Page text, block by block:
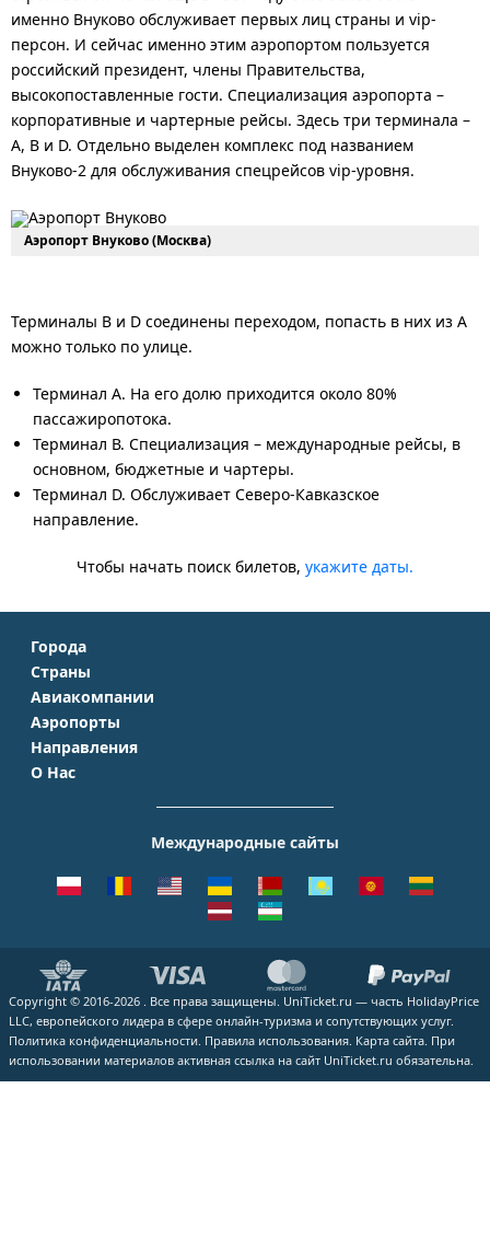
именно Внуково обслуживает первых лиц страны и vip-
персон. И сейчас именно этим аэропортом пользуется
российский президент, члены Правительства,
высокопоставленные гости. Специализация аэропорта –
корпоративные и чартерные рейсы. Здесь три терминала –
А, В и D. Отдельно выделен комплекс под названием
Внуково-2 для обслуживания спецрейсов vip-уровня.
Аэропорт Внуково (Москва)
Терминалы B и D соединены переходом, попасть в них из А
можно только по улице.
Терминал А. На его долю приходится около 80%
пассажиропотока.
Терминал В. Специализация – международные рейсы, в
основном, бюджетные и чартеры.
Терминал D. Обслуживает Северо-Кавказское
направление.
Чтобы начать поиск билетов, укажите даты.
Города
Москва
Санкт-Петербург
Симферополь
Краснодар
Казань
Страны
Крым
Турция
Таиланд
Чехия
Авиакомпании
Аэрофлот
S7 Airlines
Emirates
ВСЕ АВИАКОМПАНИИ
Аэропорты
Домодедово
Шереметьево
Кольцово
Курумоч
ВСЕ АЭРОПОРТЫ
Направления
Москва - Сочи
Москва - Симферополь
Москва - Ереван
Москва - Калининград
Москва - Екатеринбург
Москва - Махачкала
ВСЕ НАПРАВЛЕНИЯ
О Нас
Помощь
Вакансии
Блог
Как купить билет
Международные сайты
Copyright © 2016-2026 . Все права защищены. UniTicket.ru — часть HolidayPrice
LLC, европейского лидера в сфере онлайн-туризма и сопутствующих услуг.
Политика конфиденциальности. Правила использования. Карта сайта. При
использовании материалов активная ссылка на сайт UniTicket.ru обязательна.